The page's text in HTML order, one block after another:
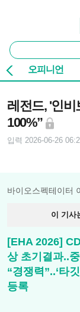
통
합
검
색
오피니언
레전드, '인비
100%”
입력 2026-06-26
바이오스펙테이터
이 기사
[EHA 2026]
상 초기결과..
“경쟁력”..‘타
등록